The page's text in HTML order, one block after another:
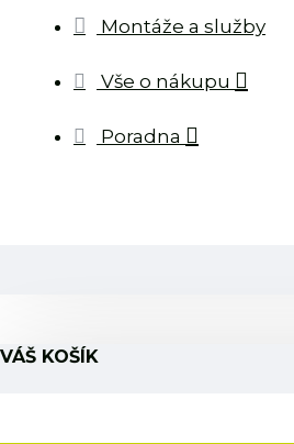
Montáže a služby
Vše o nákupu
Poradna
VÁŠ KOŠÍK